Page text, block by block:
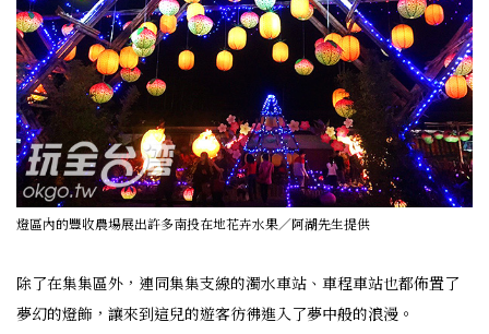
燈區內的豐收農場展出許多南投在地花卉水果／阿湖先生提供
除了在集集區外，連同集集支線的濁水車站、車程車站也都佈置了
夢幻的燈飾，讓來到這兒的遊客彷彿進入了夢中般的浪漫。